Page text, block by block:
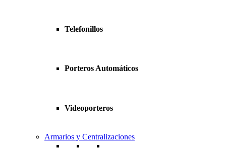
Telefonillos
Porteros Automáticos
Videoporteros
Armarios y Centralizaciones